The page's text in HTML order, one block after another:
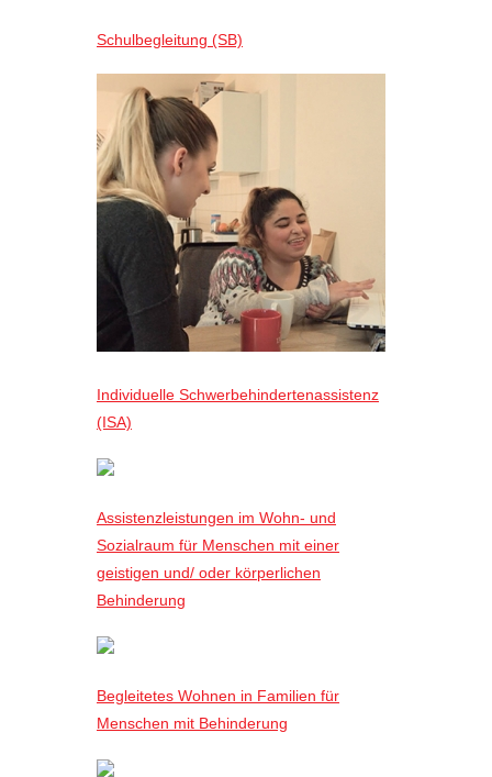
Schulbegleitung (SB)
Individuelle Schwerbehindertenassistenz
(ISA)
Assistenzleistungen im Wohn- und
Sozialraum für Menschen mit einer
geistigen und/ oder körperlichen
Behinderung
Begleitetes Wohnen in Familien für
Menschen mit Behinderung